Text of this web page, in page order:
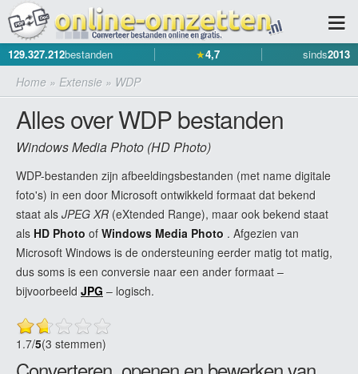
129.327.212bestanden ★4,7 sinds2013
Home » Extensie » WDP
Alles over WDP bestanden
Windows Media Photo (HD Photo)
WDP-bestanden zijn afbeeldingsbestanden (met name digitale
foto's) in een door Microsoft ontwikkeld formaat dat bekend
staat als JPEG XR (eXtended Range), maar ook bekend staat
als HD Photo of Windows Media Photo . Afgezien van
Microsoft Windows is de ondersteuning eerder matig tot matig,
dus soms is een conversie naar een ander formaat –
bijvoorbeeld JPG – logisch.
1.7/5(3 stemmen)